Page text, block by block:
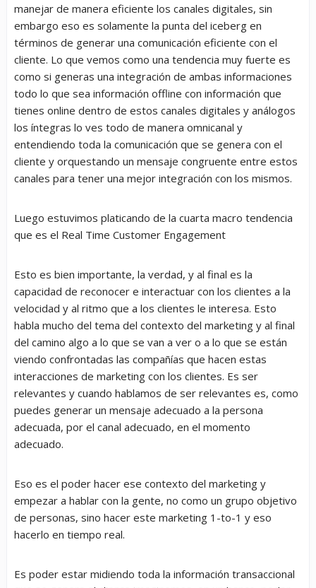
manejar de manera eficiente los canales digitales, sin
embargo eso es solamente la punta del iceberg en
términos de generar una comunicación eficiente con el
cliente. Lo que vemos como una tendencia muy fuerte es
como si generas una integración de ambas informaciones
todo lo que sea información offline con información que
tienes online dentro de estos canales digitales y análogos
los íntegras lo ves todo de manera omnicanal y
entendiendo toda la comunicación que se genera con el
cliente y orquestando un mensaje congruente entre estos
canales para tener una mejor integración con los mismos.
Luego estuvimos platicando de la cuarta macro tendencia
que es el Real Time Customer Engagement
Esto es bien importante, la verdad, y al final es la
capacidad de reconocer e interactuar con los clientes a la
velocidad y al ritmo que a los clientes le interesa. Esto
habla mucho del tema del contexto del marketing y al final
del camino algo a lo que se van a ver o a lo que se están
viendo confrontadas las compañías que hacen estas
interacciones de marketing con los clientes. Es ser
relevantes y cuando hablamos de ser relevantes es, como
puedes generar un mensaje adecuado a la persona
adecuada, por el canal adecuado, en el momento
adecuado.
Eso es el poder hacer ese contexto del marketing y
empezar a hablar con la gente, no como un grupo objetivo
de personas, sino hacer este marketing 1-to-1 y eso
hacerlo en tiempo real.
Es poder estar midiendo toda la información transaccional